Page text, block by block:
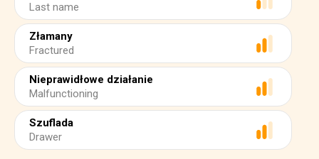
Last name
Złamany
Fractured
Nieprawidłowe działanie
Malfunctioning
Szuflada
Drawer